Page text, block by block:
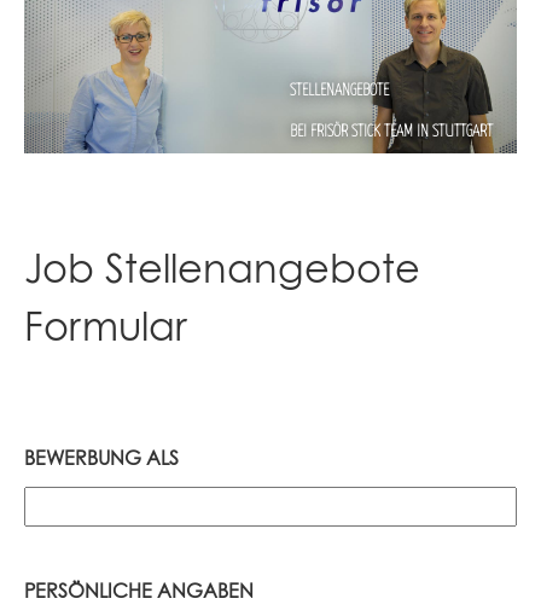
STELLENANGEBOTE
BEI FRISÖR STICK TEAM IN STUTTGART
Job Stellenangebote
Formular
BEWERBUNG ALS
PERSÖNLICHE ANGABEN